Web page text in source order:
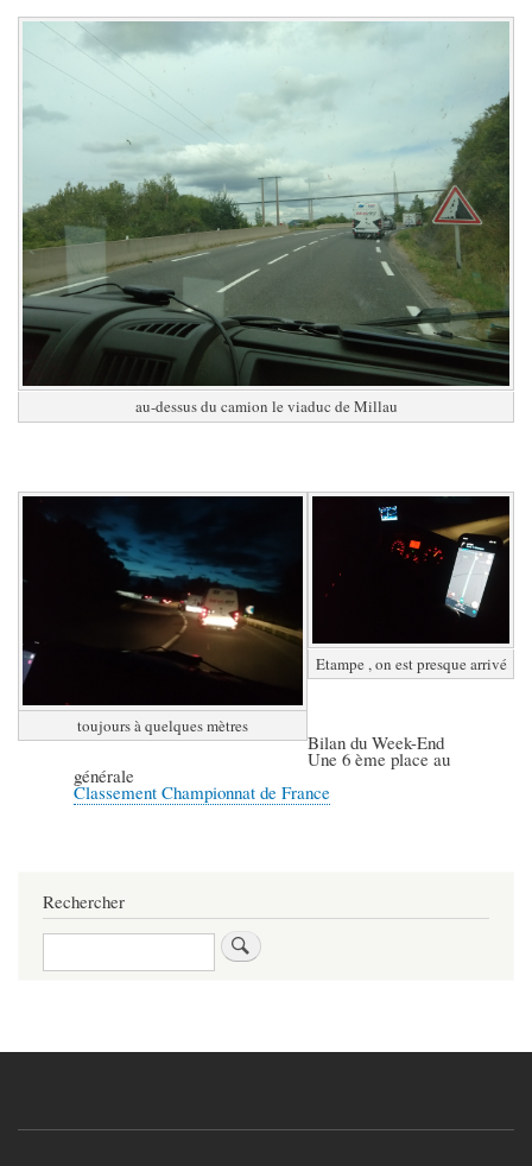
au-dessus du camion le viaduc de Millau
toujours à quelques mètres
Etampe , on est presque arrivé
Bilan du Week-End
Une 6 ème place au
générale
Classement Championnat de France
Rechercher
Rechercher